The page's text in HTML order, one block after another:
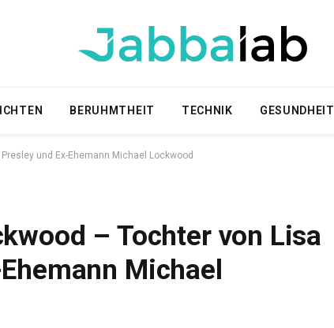
BERUHMTHEIT TECHNIK GESUNDHEIT
und Ex-Ehemann Michael Lockwood
– Tochter von Lisa
Michael